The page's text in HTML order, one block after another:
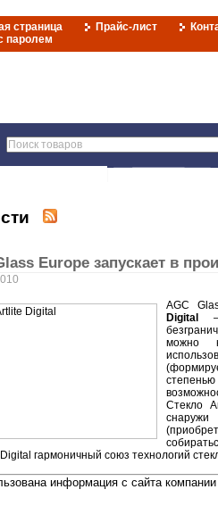
страница Прайс-лист
паролем
Europe запускает в
AGC
Digital
–
можно
Стекло
гармоничный союз технологий
информация с сайта компании